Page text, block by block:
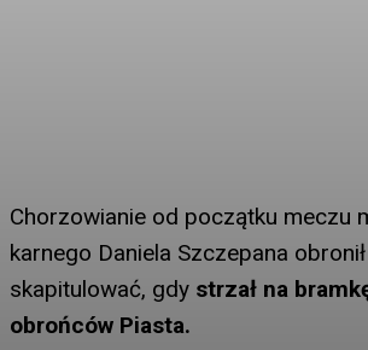
Chorzowianie od początku meczu
karnego Daniela Szczepana
skapitulować, gdy strzał na
obrońców Piasta.